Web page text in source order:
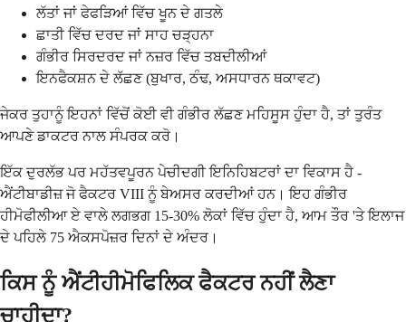
ਲੱਤਾਂ ਜਾਂ ਫੇਫੜਿਆਂ ਵਿੱਚ ਖੂਨ ਦੇ ਗਤਲੇ
ਛਾਤੀ ਵਿੱਚ ਦਰਦ ਜਾਂ ਸਾਹ ਚੜ੍ਹਨਾ
ਗੰਭੀਰ ਸਿਰਦਰਦ ਜਾਂ ਨਜ਼ਰ ਵਿੱਚ ਤਬਦੀਲੀਆਂ
ਇਨਫੈਕਸ਼ਨ ਦੇ ਲੱਛਣ (ਬੁਖਾਰ, ਠੰਢ, ਅਸਧਾਰਨ ਥਕਾਵਟ)
ਜੇਕਰ ਤੁਹਾਨੂੰ ਇਹਨਾਂ ਵਿੱਚੋਂ ਕੋਈ ਵੀ ਗੰਭੀਰ ਲੱਛਣ ਮਹਿਸੂਸ ਹੁੰਦਾ ਹੈ, ਤਾਂ ਤੁਰੰਤ
ਆਪਣੇ ਡਾਕਟਰ ਨਾਲ ਸੰਪਰਕ ਕਰੋ।
ਇੱਕ ਦੁਰਲੱਭ ਪਰ ਮਹੱਤਵਪੂਰਨ ਪੇਚੀਦਗੀ ਇਨਿਹਿਬਟਰਾਂ ਦਾ ਵਿਕਾਸ ਹੈ -
ਐਂਟੀਬਾਡੀਜ਼ ਜੋ ਫੈਕਟਰ VIII ਨੂੰ ਬੇਅਸਰ ਕਰਦੀਆਂ ਹਨ। ਇਹ ਗੰਭੀਰ
ਹੀਮੋਫੀਲੀਆ ਏ ਵਾਲੇ ਲਗਭਗ 15-30% ਲੋਕਾਂ ਵਿੱਚ ਹੁੰਦਾ ਹੈ, ਆਮ ਤੌਰ 'ਤੇ ਇਲਾਜ
ਦੇ ਪਹਿਲੇ 75 ਐਕਸਪੋਜ਼ਰ ਦਿਨਾਂ ਦੇ ਅੰਦਰ।
ਕਿਸ ਨੂੰ ਐਂਟੀਹੀਮੋਫਿਲਿਕ ਫੈਕਟਰ ਨਹੀਂ ਲੈਣਾ
ਚਾਹੀਦਾ?